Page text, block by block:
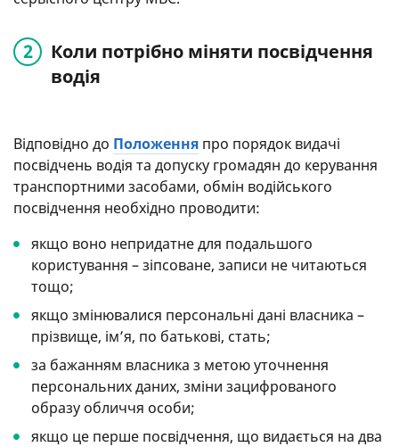
Коли потрібно міняти посвідчення
водія
Відповідно до Положення про порядок видачі
посвідчень водія та допуску громадян до керування
транспортними засобами, обмін водійського
посвідчення необхідно проводити:
якщо воно непридатне для подальшого
користування – зіпсоване, записи не читаються
тощо;
якщо змінювалися персональні дані власника –
прізвище, ім’я, по батькові, стать;
за бажанням власника з метою уточнення
персональних даних, зміни зацифрованого
образу обличчя особи;
якщо це перше посвідчення, що видається на два